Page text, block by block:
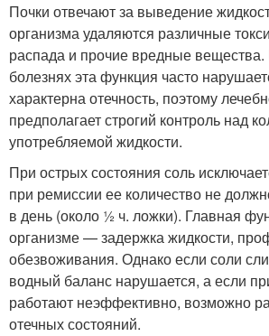
Почки отвечают за выведение
организма удаляются различные
распада и прочие вредные
болезнях эта функция часто
характерна отечность, поэтому
предполагает строгий контроль над
употребляемой жидкости.
При острых состояния соль
при ремиссии ее количество не
в день (около ½ ч. ложки). Главная
организме — задержка жидкости,
обезвоживания. Однако если соли
водный баланс нарушается, а если
работают неэффективно, возможно
отечных состояний.